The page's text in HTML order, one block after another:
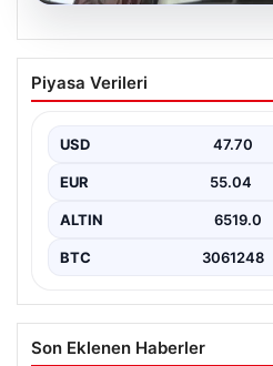
06.08.2026
Bahçelievler’de 4
ve Sonrası Güvenlik
bölge sakinleri ve yetkilileri
Piyasa Verileri
USD 47.70
EUR 55.04
ALTIN 6519.0
BTC 3061248
Son Eklenen Haberler